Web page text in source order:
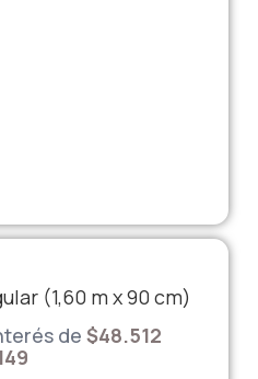
(1,60 m x 90 cm)
de $48.512